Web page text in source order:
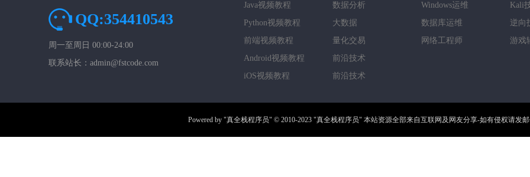
QQ:354410543
周一至周日 00:00-24:00
联系站长：admin@fstcode.com
Java视频教程
Python视频教程
前端视频教程
Android视频教程
iOS视频教程
数据分析
大数据
量化交易
前沿技术
前沿技术
Windows运维
数据库运维
网络工程师
Kali
逆向
游戏
Powered by "真全栈程序员" © 2010-2023 "真全栈程序员" 本站资源全部来自互联网及网友分享-如有侵权请发